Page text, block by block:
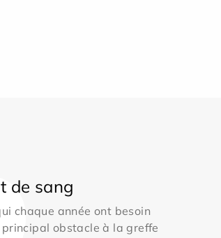
de sang
chaque année ont besoin
obstacle à la greffe